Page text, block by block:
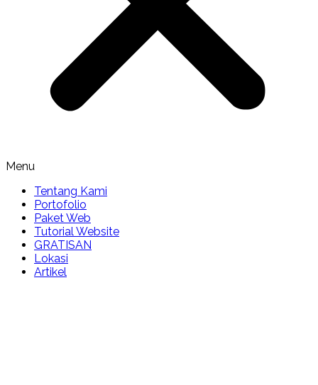
Menu
Tentang Kami
Portofolio
Paket Web
Tutorial Website
GRATISAN
Lokasi
Artikel